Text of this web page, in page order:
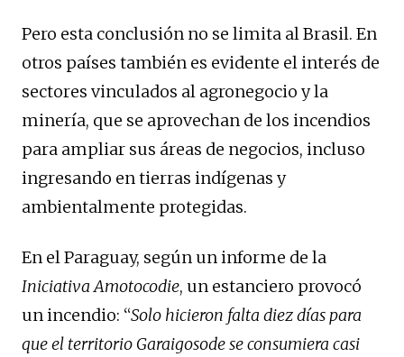
Pero esta conclusión no se limita al Brasil. En
otros países también es evidente el interés de
sectores vinculados al agronegocio y la
minería, que se aprovechan de los incendios
para ampliar sus áreas de negocios, incluso
ingresando en tierras indígenas y
ambientalmente protegidas.
En el Paraguay, según un informe de la
Iniciativa Amotocodie, un estanciero provocó
un incendio: “Solo hicieron falta diez días para
que el territorio Garaigosode se consumiera casi